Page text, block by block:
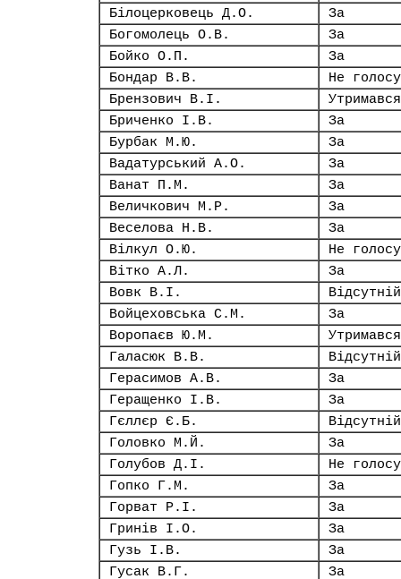
Білоцерковець Д.О.
За
Богомолець О.В.
За
Бойко О.П.
За
Бондар В.В.
Не
Брензович В.І.
Утримався
Бриченко І.В.
За
Бурбак М.Ю.
За
Вадатурський А.О.
За
Ванат П.М.
За
Величкович М.Р.
За
Веселова Н.В.
За
Вілкул О.Ю.
Не
Вітко А.Л.
За
Вовк В.І.
Відсутній
Войцеховська С.М.
За
Воропаєв Ю.М.
Утримався
Галасюк В.В.
Відсутній
Герасимов А.В.
За
Геращенко І.В.
За
Гєллєр Є.Б.
Відсутній
Головко М.Й.
За
Голубов Д.І.
Не
Гопко Г.М.
За
Горват Р.І.
За
Гринів І.О.
За
Гузь І.В.
За
Гусак В.Г.
За